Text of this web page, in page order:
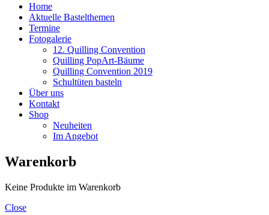
Home
Aktuelle Bastelthemen
Termine
Fotogalerie
12. Quilling Convention
Quilling PopArt-Bäume
Quilling Convention 2019
Schultüten basteln
Über uns
Kontakt
Shop
Neuheiten
Im Angebot
Warenkorb
Keine Produkte im Warenkorb
Close